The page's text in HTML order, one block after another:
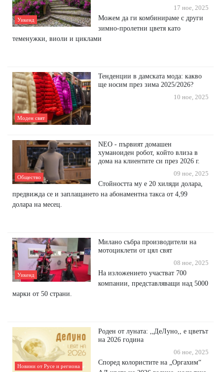
Уикенд
17 ное, 2025
Можем да ги комбинираме с други
зимно-пролетни цветя като
теменужки, виоли и циклами
Моден свят
Тенденции в дамската мода: какво
ще носим през зима 2025/2026?
10 ное, 2025
Общество
NЕО - пъpвият дoмaшeн
xyмaнoидeн poбoт, ĸoйтo влизa в
дoмa нa ĸлиeнтитe cи пpeз 2026 г.
09 ное, 2025
Стoйнocттa мy e 20 xиляди дoлapa,
пpeдвиждa се и зaплaщaнeтo нa aбoнaмeнтнa тaĸca oт 4,99
дoлapa нa мeceц.
Уикенд
Милано събра производители на
мотоциклети от цял свят
08 ное, 2025
На изложението участват 700
компании, представляващи над 5000
марки от 50 страни.
Новини от Русе и региона
Роден от луната: ,,ДеЛуно,, е цветът
на 2026 година
06 ное, 2025
Според колористите на „Оргахим“